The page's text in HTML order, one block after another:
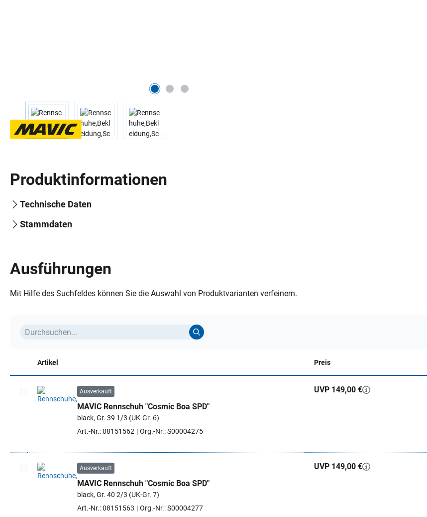
Produktinformationen
Technische Daten
Stammdaten
Ausführungen
Mit Hilfe des Suchfeldes können Sie die Auswahl von Produktvarianten verfeinern.
Artikel Preis
Artikel auswählen
Ausverkauft
MAVIC Rennschuh "Cosmic Boa SPD"
black, Gr. 39 1/3 (UK-Gr. 6)
Art.-Nr.: 08151562
Org.-Nr.: S00004275
UVP 149,00 €
Artikel auswählen
Ausverkauft
MAVIC Rennschuh "Cosmic Boa SPD"
black, Gr. 40 2/3 (UK-Gr. 7)
Art.-Nr.: 08151563
Org.-Nr.: S00004277
UVP 149,00 €